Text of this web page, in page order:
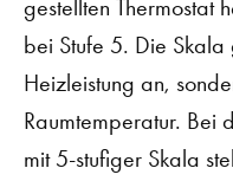
gestellten Thermostat
bei Stufe 5. Die
Heizleistung an,
Raumtemperatur. Bei
mit 5-stufiger Skala